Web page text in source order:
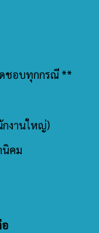
ชอบทุกกรณี **
กงานใหญ่)
นิคม